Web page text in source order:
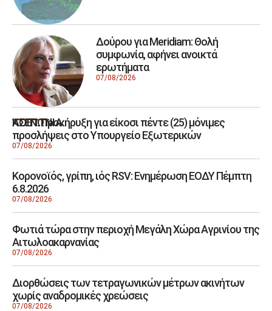
Δούρου για Meridiam: Θολή
συμφωνία, αφήνει ανοικτά
ερωτήματα
07/08/2026
ΚΟΙΝΩΝΙΑ
ΑΣΕΠ: Προκήρυξη για είκοσι πέντε (25) μόνιμες
προσλήψεις στο Υπουργείο Εξωτερικών
07/08/2026
Κορονοϊός, γρίπη, ιός RSV: Ενημέρωση ΕΟΔΥ Πέμπτη
6.8.2026
07/08/2026
Φωτιά τώρα στην περιοχή Μεγάλη Χώρα Αγρινίου της
Αιτωλοακαρνανίας
07/08/2026
Διορθώσεις των τετραγωνικών μέτρων ακινήτων
χωρίς αναδρομικές χρεώσεις
07/08/2026